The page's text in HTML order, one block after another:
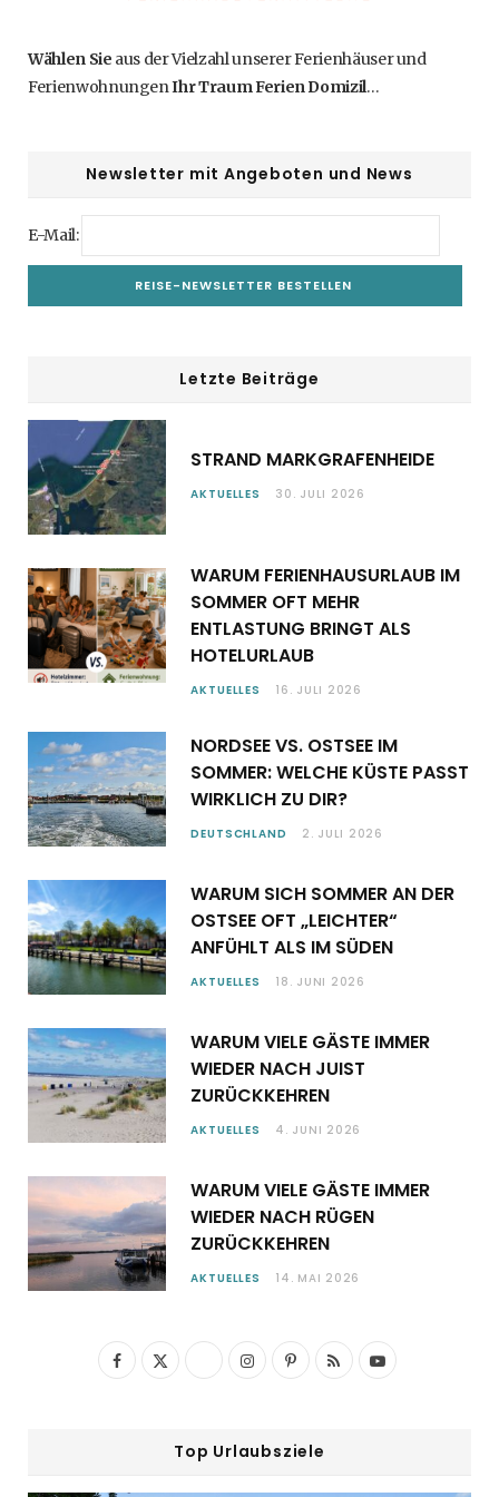
Wählen Sie aus der Vielzahl unserer Ferienhäuser und
FerienwohnungenIhr Traum Ferien Domizil…
Newsletter mit Angeboten und News
E-Mail:
Letzte Beiträge
STRAND MARKGRAFENHEIDE
AKTUELLES 30. JULI 2026
WARUM FERIENHAUSURLAUB IM
SOMMER OFT MEHR
ENTLASTUNG BRINGT ALS
HOTELURLAUB
AKTUELLES 16. JULI 2026
NORDSEE VS. OSTSEE IM
SOMMER: WELCHE KÜSTE PASST
WIRKLICH ZU DIR?
DEUTSCHLAND 2. JULI 2026
WARUM SICH SOMMER AN DER
OSTSEE OFT „LEICHTER“
ANFÜHLT ALS IM SÜDEN
AKTUELLES 18. JUNI 2026
WARUM VIELE GÄSTE IMMER
WIEDER NACH JUIST
ZURÜCKKEHREN
AKTUELLES 4. JUNI 2026
WARUM VIELE GÄSTE IMMER
WIEDER NACH RÜGEN
ZURÜCKKEHREN
AKTUELLES 14. MAI 2026
F
X
I
P
R
Y
Top Urlaubsziele